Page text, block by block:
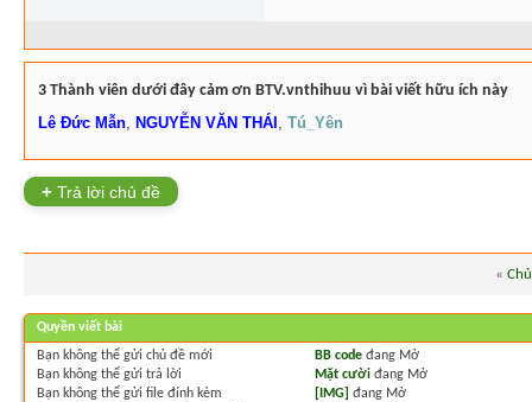
3 Thành viên dưới đây cảm ơn BTV.vnthihuu vì bài viết hữu ích này
Lê Đức Mẫn, NGUYỄN VĂN THÁI , Tú_Yên
+ Trả lời chủ đề
«
Quyền viết bài
Bạn không thể gửi chủ đề mới
Bạn không thể gửi trả lời
Bạn không thể gửi file đính kèm
BB codeđang Mở
Mặt cườiđang Mở
[IMG] đang Mở